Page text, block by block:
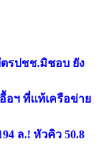
ตรปชช.มิชอบ ยัง
อฯ ที่แท้เครือข่าย
ล.! หัวคิว 50.8